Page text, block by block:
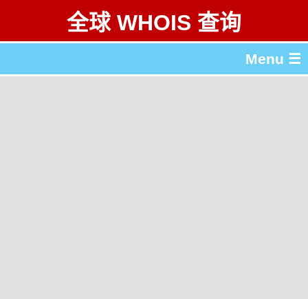
全球 WHOIS 查询
Menu ☰